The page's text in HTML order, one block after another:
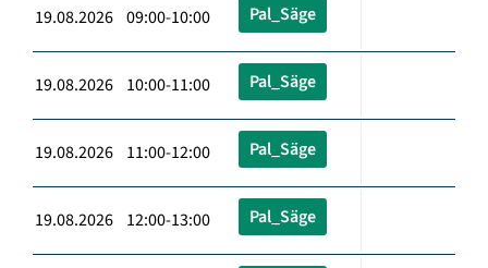
19.08.2026 09:00-10:00 Pal_Säge
19.08.2026 10:00-11:00 Pal_Säge
19.08.2026 11:00-12:00 Pal_Säge
19.08.2026 12:00-13:00 Pal_Säge